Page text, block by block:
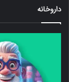
داروخانه